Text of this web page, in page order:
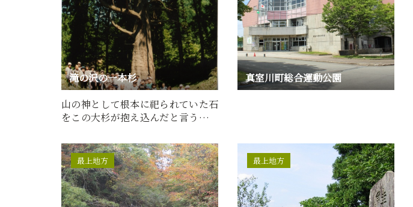
滝の沢の一本杉
山の神として根本に祀られていた石
をこの大杉が抱え込んだと言う。今
真室川町総合運動公園
最上地方 最上地方